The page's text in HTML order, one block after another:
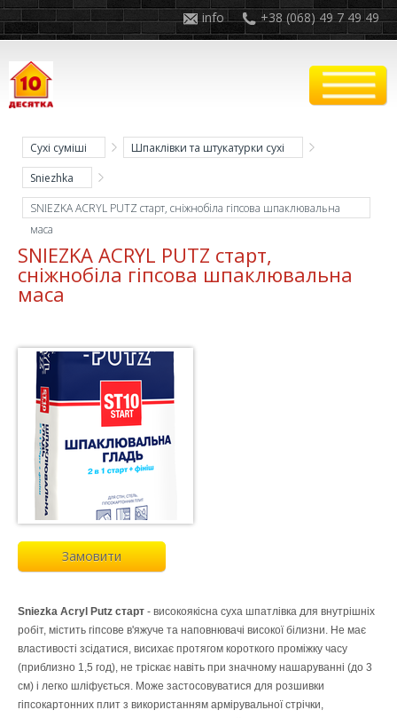
+38 (068) 49 7 49 49
info
Сухі суміші
Шпаклівки та штукатурки сухі
Sniezhka
SNIEZKA ACRYL PUTZ старт, сніжнобіла гіпсова шпаклювальна
маса
SNIEZKA ACRYL PUTZ старт,
сніжнобіла гіпсова шпаклювальна
маса
Замовити
Sniezka Acryl Putz старт - високоякісна суха шпатлівка для внутрішніх
робіт, містить гіпсове в'яжуче та наповнювачі високої білизни. Не має
властивості зсідатися, висихає протягом короткого проміжку часу
(приблизно 1,5 год), не тріскає навіть при значному нашаруванні (до 3
см) і легко шліфується. Може застосовуватися для розшивки
гіпсокартонних плит з використанням армірувальної стрічки,